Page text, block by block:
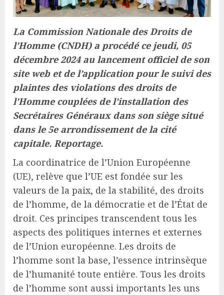
La Commission Nationale des Droits de
l’Homme (CNDH) a procédé ce jeudi, 05
décembre 2024 au lancement officiel de son
site web et de l’application pour le suivi des
plaintes des violations des droits de
l’Homme couplées de l’installation des
Secrétaires Généraux dans son siège situé
dans le 5e arrondissement de la cité
capitale. Reportage.
La coordinatrice de l’Union Européenne
(UE), relève que l’UE est fondée sur les
valeurs de la paix, de la stabilité, des droits
de l’homme, de la démocratie et de l’État de
droit. Ces principes transcendent tous les
aspects des politiques internes et externes
de l’Union européenne. Les droits de
l’homme sont la base, l’essence intrinsèque
de l’humanité toute entière. Tous les droits
de l’homme sont aussi importants les uns